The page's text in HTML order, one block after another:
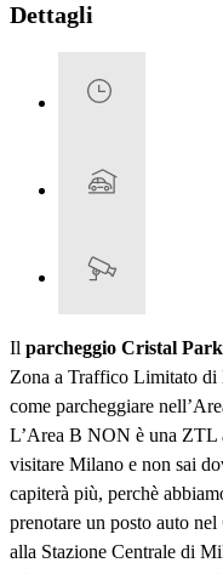
Dettagli
Il parcheggio Cristal
Zona a Traffico Limitato
come parcheggiare
L’Area B NON è una ZTL
visitare Milano e non sai
capiterà più, perchè
prenotare un posto auto nel
alla Stazione Centrale di